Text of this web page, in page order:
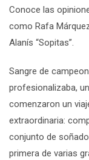
Conoce las
como Rafa
Alanís “Sopitas”.
Sangre de
profesionalizaba,
comenzaron un
extraordinaria:
conjunto de
primera de varias